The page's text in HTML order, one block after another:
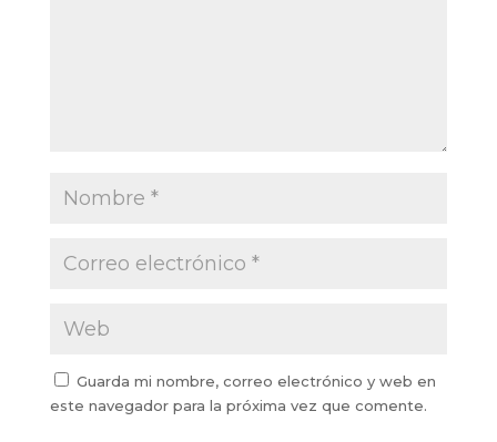
Guarda mi nombre, correo electrónico y web en
este navegador para la próxima vez que comente.